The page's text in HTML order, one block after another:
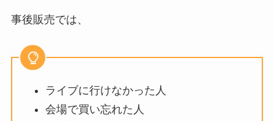
事後販売では、
ライブに行けなかった人
会場で買い忘れた人